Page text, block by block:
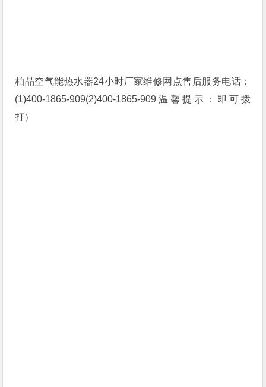
柏晶空气能热水器24小时厂家维修网点售后服务电话：
(1)400-1865-909(2)400-1865-909温馨提示：即可拨
打）